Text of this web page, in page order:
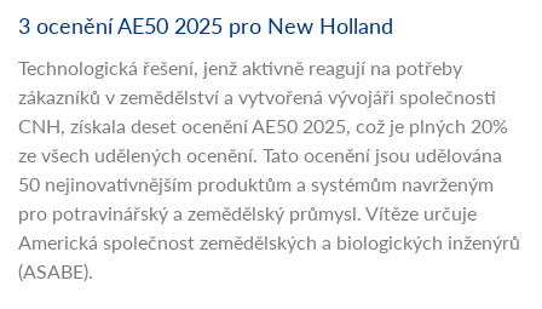
3 ocenění AE50 2025 pro New Holland
Technologická řešení, jenž aktivně reagují na potřeby
zákazníků v zemědělství a vytvořená vývojáři společnosti
CNH, získala deset ocenění AE50 2025, což je plných 20%
ze všech udělených ocenění. Tato ocenění jsou udělována
50 nejinovativnějším produktům a systémům navrženým
pro potravinářský a zemědělský průmysl. Vítěze určuje
Americká společnost zemědělských a biologických inženýrů
(ASABE).